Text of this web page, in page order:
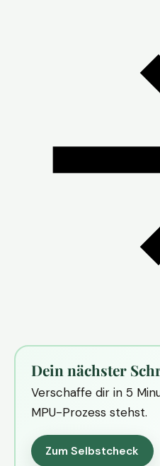
Dein nächster
Verschaffe dir in 5
MPU-Prozess stehst.
Zum Selbstcheck